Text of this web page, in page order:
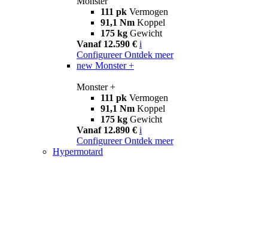
111 pk Vermogen
91,1 Nm Koppel
175 kg Gewicht
Vanaf 12.590 € i
Configureer Ontdek meer
new Monster +
Monster +
111 pk Vermogen
91,1 Nm Koppel
175 kg Gewicht
Vanaf 12.890 € i
Configureer Ontdek meer
Hypermotard